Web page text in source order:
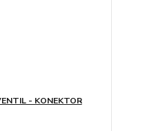
- KONEKTOR